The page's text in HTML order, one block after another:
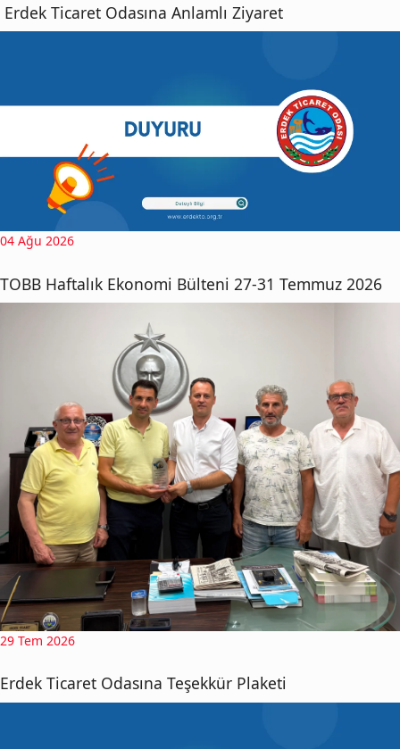
Erdek Ticaret Odasına Anlamlı Ziyaret
04 Ağu 2026
TOBB Haftalık Ekonomi Bülteni 27-31 Temmuz 2026
29 Tem 2026
Erdek Ticaret Odasına Teşekkür Plaketi